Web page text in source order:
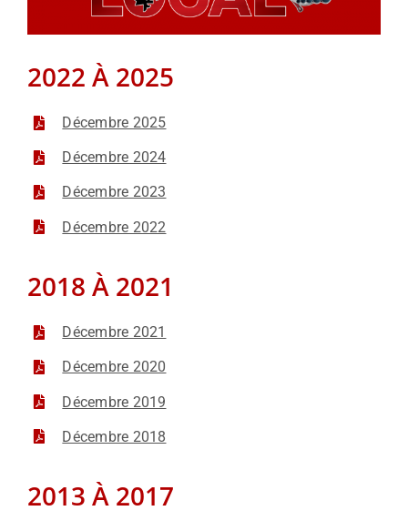
INFORMATIONS
2022 À 2025
Décembre 2025
Décembre 2024
Décembre 2023
Décembre 2022
2018 À 2021
Décembre 2021
Décembre 2020
Décembre 2019
Décembre 2018
2013 À 2017